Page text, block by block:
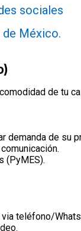
sociales
México.
de tu
demanda de su
(PyMES).
teléfono/